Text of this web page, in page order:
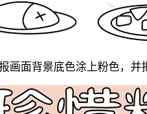
面背景底色涂上粉色，并